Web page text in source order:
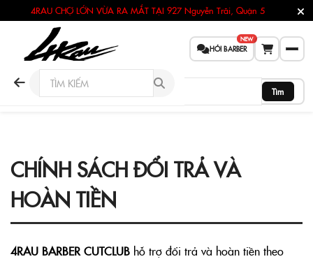
4RAU CHỢ LỚN VỪA RA MẮT TẠI 927 Nguyễn Trãi, Quận 5
HỎI BARBER
NEW
Tìm
CHÍNH SÁCH ĐỔI TRẢ VÀ
HOÀN TIỀN
4RAU BARBER CUTCLUB hỗ trợ đổi trả và hoàn tiền theo